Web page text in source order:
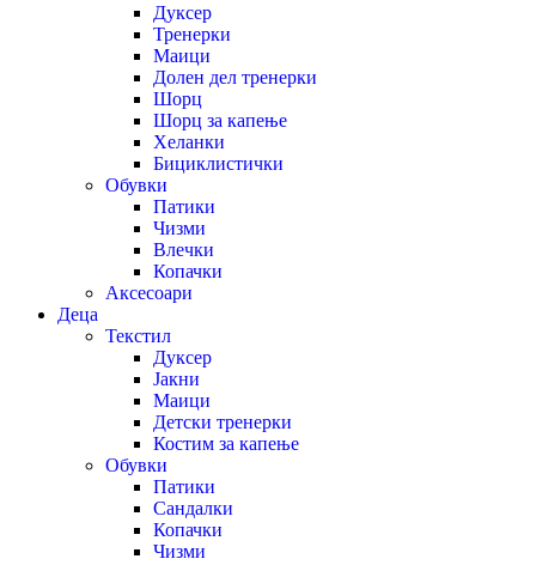
Дуксер
Тренерки
Маици
Долен дел тренерки
Шорц
Шорц за капење
Хеланки
Бициклистички
Обувки
Патики
Чизми
Влечки
Копачки
Аксесоари
Деца
Текстил
Дуксер
Јакни
Маици
Детски тренерки
Костим за капење
Обувки
Патики
Сандалки
Копачки
Чизми